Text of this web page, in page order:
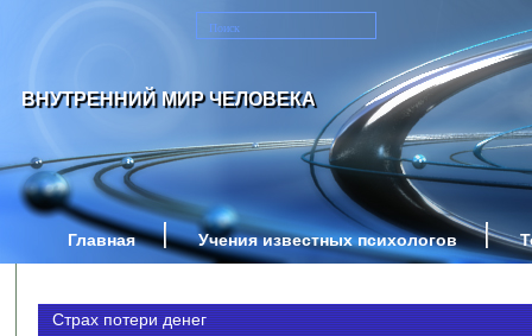
ВНУТРЕННИЙ МИР ЧЕЛОВЕКА
Главная Учения известных психологов
Страх потери денег